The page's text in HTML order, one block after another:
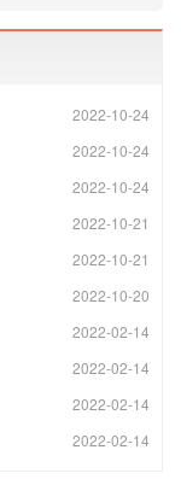
2022-10-24
2022-10-24
2022-10-24
2022-10-21
2022-10-21
2022-10-20
2022-02-14
2022-02-14
2022-02-14
2022-02-14